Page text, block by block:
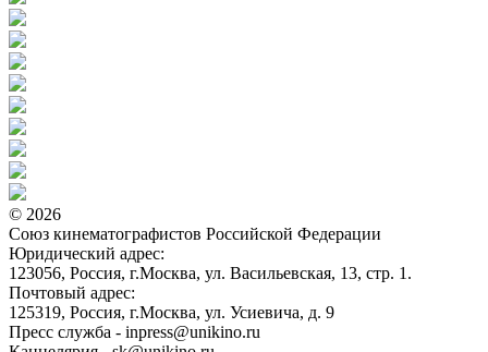
© 2026
Союз кинематографистов Российской Федерации
Юридический адрес:
123056, Россия, г.Москва, ул. Васильевская, 13, стр. 1.
Почтовый адрес:
125319, Россия, г.Москва, ул. Усиевича, д. 9
Пресс служба - inpress@unikino.ru